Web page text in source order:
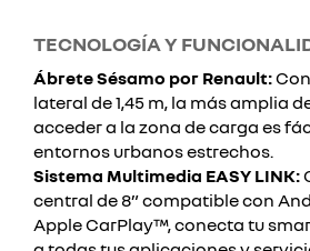
TECNOLOGÍA Y
Ábrete Sésamo por Renault:
lateral de 1,45 m, la más amplia
acceder a la zona de carga es
entornos urbanos estrechos.
Sistema Multimedia EASY LINK:
central de 8” compatible con
Apple CarPlay™, conecta tu